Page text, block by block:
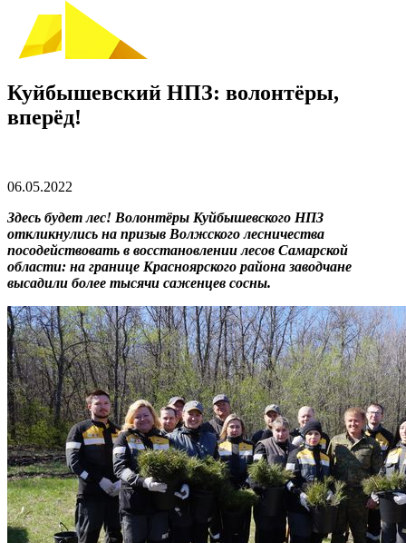
Куйбышевский НПЗ: волонтёры,
вперёд!
06.05.2022
Здесь будет лес! Волонтёры Куйбышевского НПЗ
откликнулись на призыв Волжского лесничества
посодействовать в восстановлении лесов Самарской
области: на границе Красноярского района заводчане
высадили более тысячи саженцев сосны.